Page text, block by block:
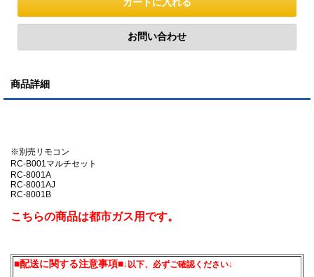
商品詳細
※別売リモコン
RC-B001マルチセット
RC-8001A
RC-8001AJ
RC-8001B
こちらの商品は都市ガス用です。
■配送に関する注意事項■↓以下、必ずご確認ください↓